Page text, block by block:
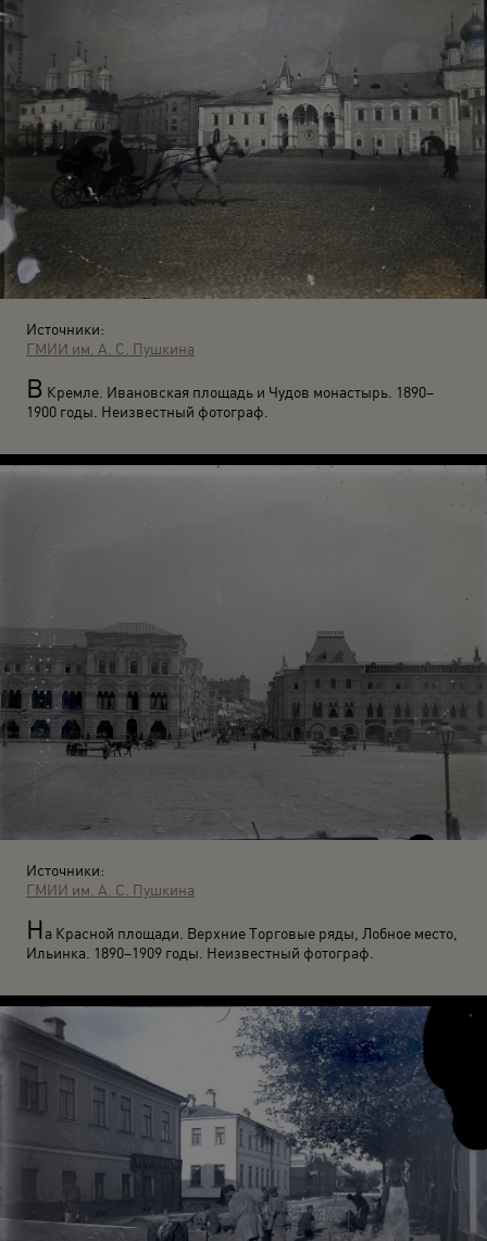
Источники:
ГМИИ им. А. С. Пушкина
В Кремле. Ивановская площадь и Чудов монастырь. 1890–
1900 годы. Неизвестный фотограф.
Источники:
ГМИИ им. А. С. Пушкина
На Красной площади. Верхние Торговые ряды, Лобное место,
Ильинка. 1890–1909 годы. Неизвестный фотограф.